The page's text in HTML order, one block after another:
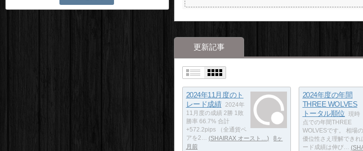
更新記事
2024年11月度のト
レード成績
2024年
11月度の成績 2勝 1敗
勝率 66.7% 合計
+572.2pips （全通貨ペ
アを2…
SHAIRAX オースト…
8ヶ
月前
2024年度の年間
THREE WOLVES
トータル順位
現時
点での年間THREE
WOLVESです。 相場の
優位性さえ理解できれ
ード成績は伸び…